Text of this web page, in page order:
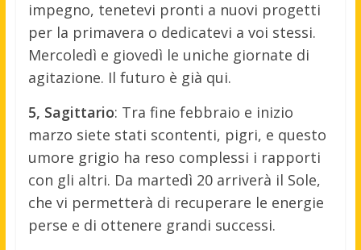
impegno, tenetevi pronti a nuovi progetti
per la primavera o dedicatevi a voi stessi.
Mercoledì e giovedì le uniche giornate di
agitazione. Il futuro è già qui.
5, Sagittario: Tra fine febbraio e inizio
marzo siete stati scontenti, pigri, e questo
umore grigio ha reso complessi i rapporti
con gli altri. Da martedì 20 arriverà il Sole,
che vi permetterà di recuperare le energie
perse e di ottenere grandi successi.